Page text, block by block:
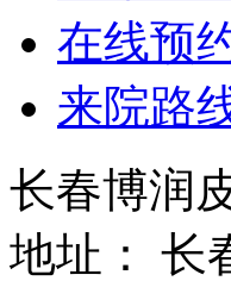
在线预
来院路
长春博润
地址： 长